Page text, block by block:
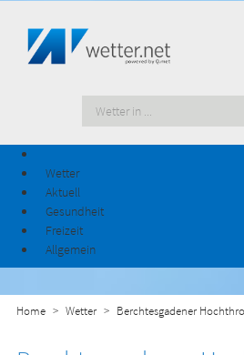
Wetter
Aktuell
Gesundheit
Freizeit
Allgemein
Home Wetter Berchtesgadener